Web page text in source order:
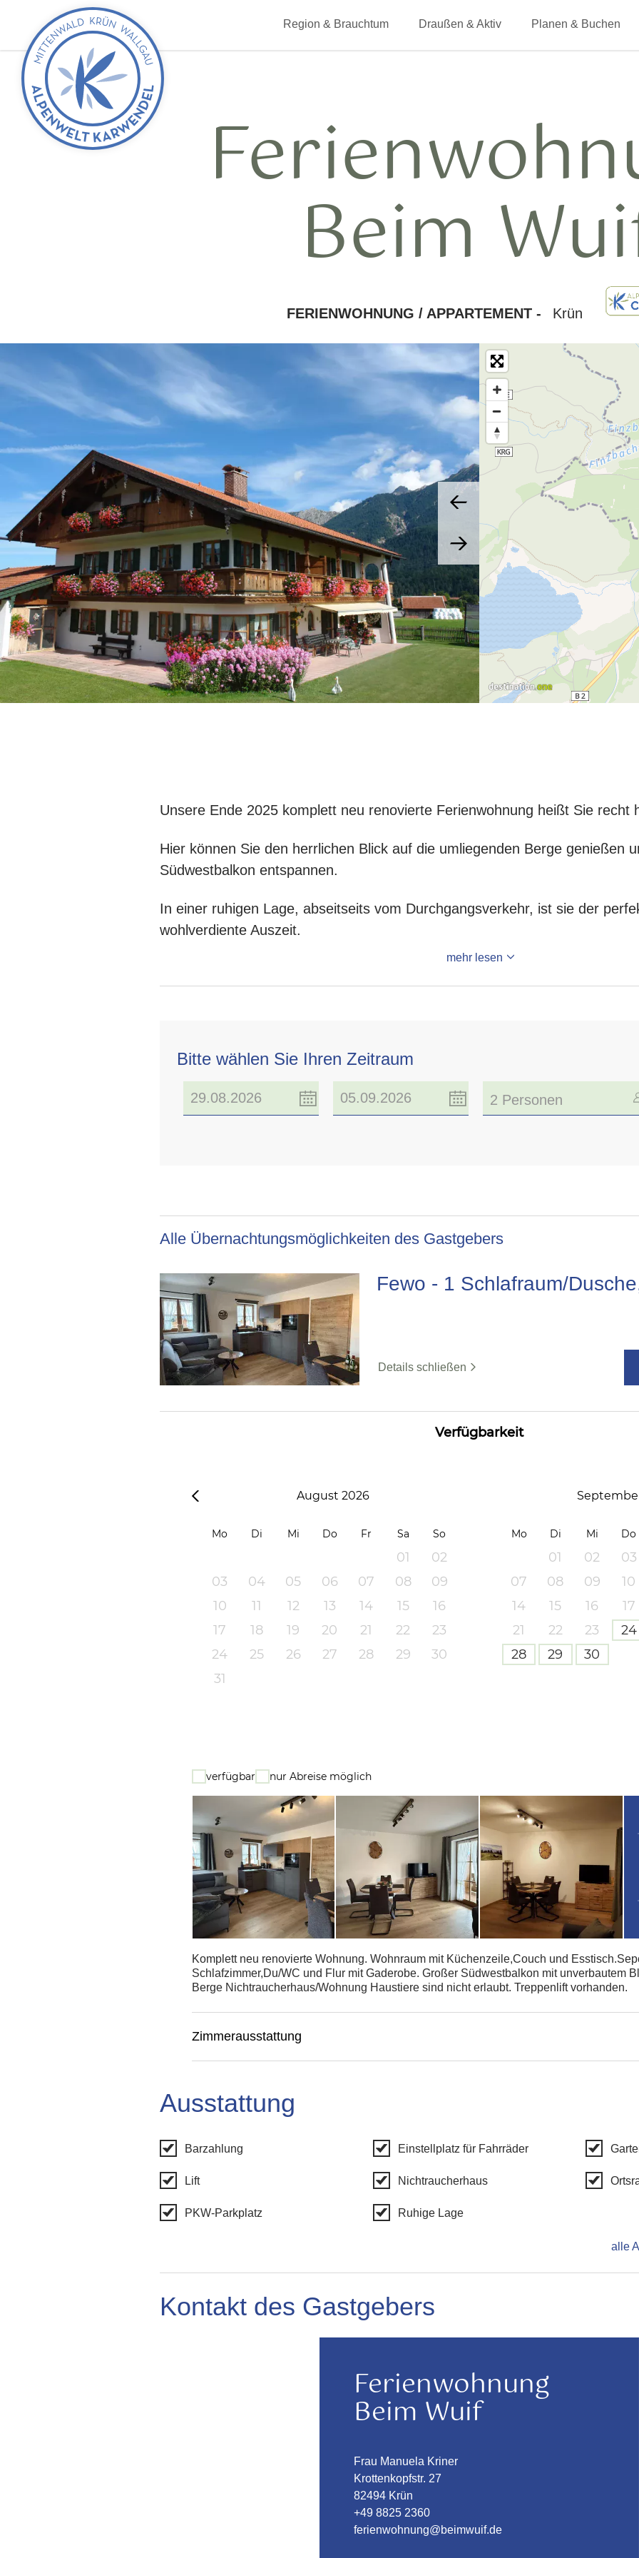
Region & Brauchtum Draußen & Aktiv Planen & Buchen
zurück
zur
Startseite
Beim
FERIENWOHNUNG / APPARTEMENT - Krün
Unsere Ende 2025 komplett neu renovierte Ferienwohnung heißt Sie recht
Hier können Sie den herrlichen Blick auf die umliegenden Berge genießen
Südwestbalkon entspannen.
In einer ruhigen Lage, abseitseits vom Durchgangsverkehr, ist sie der
wohlverdiente Auszeit.
mehr lesen
Bitte wählen Sie Ihren Zeitraum
2 Personen
Alle Übernachtungsmöglichkeiten des Gastgebers
Fewo - 1 Schlafraum/
Details schließen
Verfügbarkeit
August 2026
Mo Di Mi Do Fr Sa So
01
02
03
04 05 06 07 08
09
10
11 12 13 14 15
16
17
18 19 20 21 22
23
24
25 26 27 28 29
30
31
Mo Di Mi Do
01 02 03
07
08 09 10
14
15 16 17
21
22 23 24
28
29 30
verfügbar nur Abreise möglich
Komplett neu renovierte Wohnung. Wohnraum mit Küchenzeile,Couch und
Schlafzimmer,Du/WC und Flur mit Gaderobe. Großer Südwestbalkon mit unverbautem
Berge Nichtraucherhaus/Wohnung Haustiere sind nicht erlaubt. Treppenlift vorhanden.
Zimmerausstattung
Ausstattung
Barzahlung Einstellplatz für Fahrräder
Lift Nichtraucherhaus
PKW-Parkplatz Ruhige Lage
alle
Kontakt des Gastgebers
Ferienwohnung
Beim Wuif
Frau Manuela Kriner
Krottenkopfstr. 27
82494 Krün
+49 8825 2360
ferienwohnung@beimwuif.de